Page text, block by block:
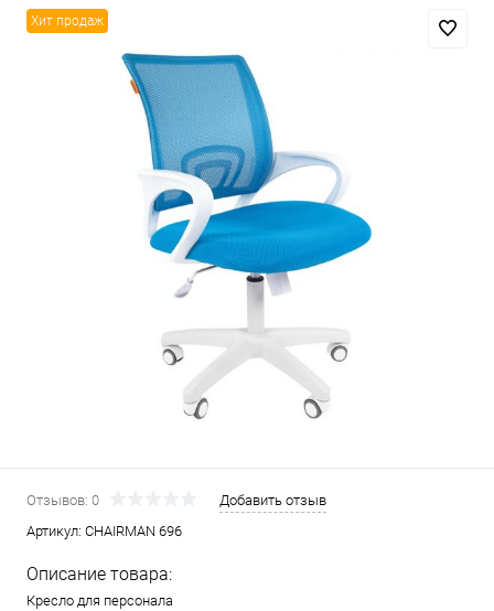
Хит продаж
Отзывов: 0
Добавить отзыв
Артикул: CHAIRMAN 696
Описание товара:
Кресло для персонала